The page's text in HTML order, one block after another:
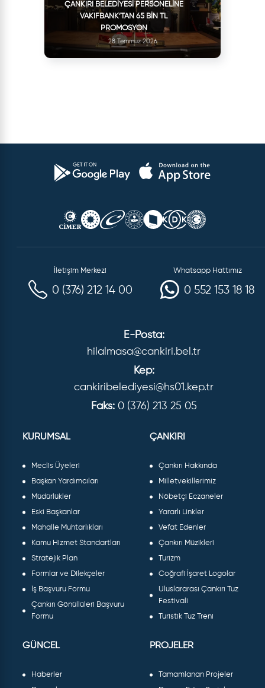
ÇANKIRI BELEDIYESI PERSONELINE
VAKIFBANK’TAN 65 BIN TL
PROMOSYON
28 Temmuz 2026
İletişim Merkezi
0 (376) 212 14 00
Whatsapp Hattımız
0 552 153 18 18
E-Posta:
hilalmasa@cankiri.bel.tr
Kep:
cankiribelediyesi@hs01.kep.tr
Faks: 0 (376) 213 25 05
KURUMSAL
Meclis Üyeleri
Başkan Yardımcıları
Müdürlükler
Eski Başkanlar
Mahalle Muhtarlıkları
Kamu Hizmet Standartları
Stratejik Plan
Formlar ve Dilekçeler
İş Başvuru Formu
Çankırı Gönüllüleri Başvuru
Formu
ÇANKIRI
Çankırı Hakkında
Milletvekillerimiz
Nöbetçi Eczaneler
Yararlı Linkler
Vefat Edenler
Çankırı Müzikleri
Turizm
Coğrafi İşaret Logolar
Uluslararası Çankırı Tuz
Festivali
Turistik Tuz Treni
GÜNCEL
Haberler
PROJELER
Tamamlanan Projeler